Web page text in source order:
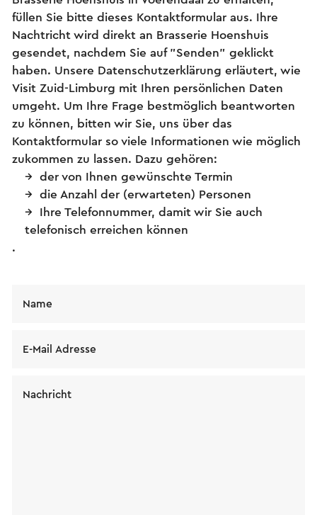
füllen Sie bitte dieses Kontaktformular aus. Ihre
Nachtricht wird direkt an Brasserie Hoenshuis
gesendet, nachdem Sie auf "Senden" geklickt
haben. Unsere Datenschutzerklärung erläutert, wie
Visit Zuid-Limburg mit Ihren persönlichen Daten
umgeht. Um Ihre Frage bestmöglich beantworten
zu können, bitten wir Sie, uns über das
Kontaktformular so viele Informationen wie möglich
zukommen zu lassen. Dazu gehören:
der von Ihnen gewünschte Termin
die Anzahl der (erwarteten) Personen
Ihre Telefonnummer, damit wir Sie auch
telefonisch erreichen können
.
Name
E-Mail Adresse
Nachricht